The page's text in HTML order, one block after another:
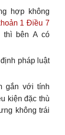
hợp không
1 Điều 7
thì bên A có
pháp luật
gắn với tính
kiện đặc thù
không trái